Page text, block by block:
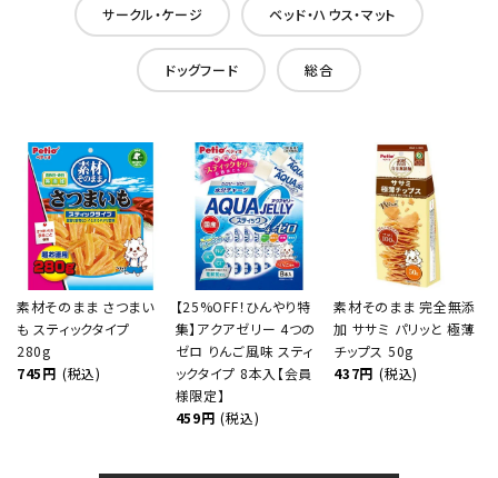
サークル・ケージ ベッド・ハウス・マット
ドッグフード 総合
素材そのまま さつまい
も スティックタイプ
280g
745円 (税込)
【25%OFF！ひんやり特
集】アクアゼリー 4つの
ゼロ りんご風味 スティ
ックタイプ 8本入【会員
様限定】
459円 (税込)
素材そのまま 完全無添
加 ササミ パリッと 極薄
チップス 50g
437円 (税込)